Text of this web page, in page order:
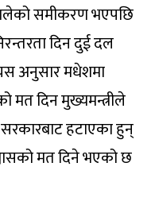
समीकरण भएपछि
दिन दुई दल
अनुसार मधेशमा
मत दिन मुख्यमन्त्रीले
हटाएका हुन्
मत दिने भएको छ